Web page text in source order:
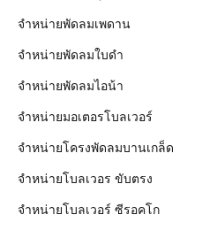
จำหน่ายพัดลมเพดาน
จำหน่ายพัดลมใบดำ
จำหน่ายพัดลมไอน้า
จำหน่ายมอเตอรโบลเวอร์
จำหน่ายโครงพัดลมบานเกล็ด
จำหน่ายโบลเวอร ขับตรง
จำหน่ายโบลเวอร์ ซีรอคโก